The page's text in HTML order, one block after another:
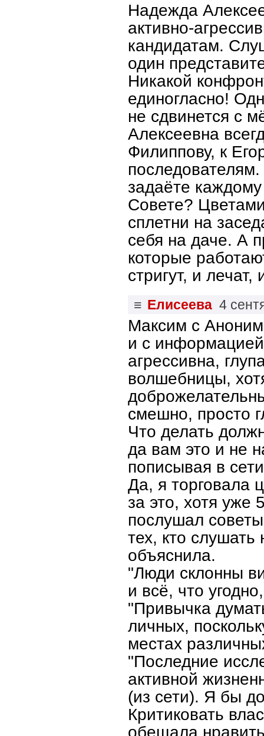
Надежда
активно-
кандидатам.
один
Никакой
единогласно!
не сдвинется с
Алексеевна
Филиппову, к
задаёте
Совете?
сплетни на
себя на даче. А
которые
стригут, и лечат,
≡ Елисеева 4
Максим с
и с
агрессивна,
волшебницы,
смешно, просто
Что делать
да вам это и не
пописывая в
Да, я торговала
за это, хотя уже
послушал
тех, кто слушать
объяснила.
"Люди склонны
и всё, что
"Привычка
личных,
местах
"Последние
активной
(из сети). Я бы
Критиковать
обещала